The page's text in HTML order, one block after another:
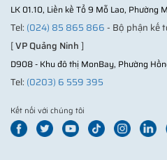
LK 01.10, Liền kề Tổ 9 Mỗ Lao, Phường
Tel: (024) 85 865 866- Bộ phận kế
[VP Quảng Ninh]
D908 - Khu đô thị MonBay, Phường
Tel: (0203) 6 559 395
Kết nối với chúng tôi